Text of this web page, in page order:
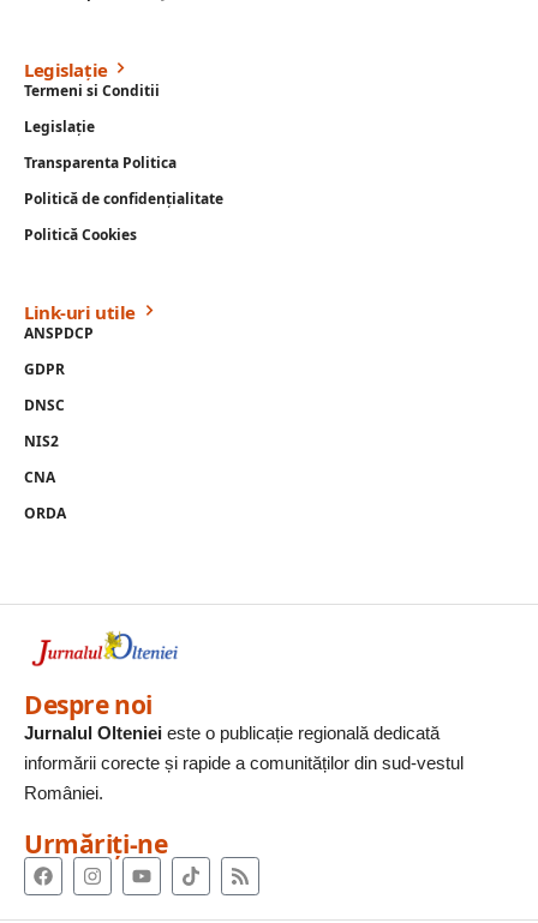
Legislație
Termeni si Conditii
Legislație
Transparenta Politica
Politică de confidențialitate
Politică Cookies
Link-uri utile
ANSPDCP
GDPR
DNSC
NIS2
CNA
ORDA
Despre noi
Jurnalul Olteniei este o publicație regională dedicată
informării corecte și rapide a comunităților din sud-vestul
României.
Urmăriți-ne